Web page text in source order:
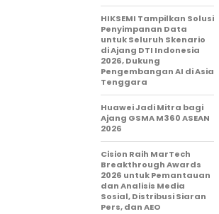
HIKSEMI Tampilkan Solusi
Penyimpanan Data
untuk Seluruh Skenario
di Ajang DTI Indonesia
2026, Dukung
Pengembangan AI di Asia
Tenggara
Huawei Jadi Mitra bagi
Ajang GSMA M360 ASEAN
2026
Cision Raih MarTech
Breakthrough Awards
2026 untuk Pemantauan
dan Analisis Media
Sosial, Distribusi Siaran
Pers, dan AEO